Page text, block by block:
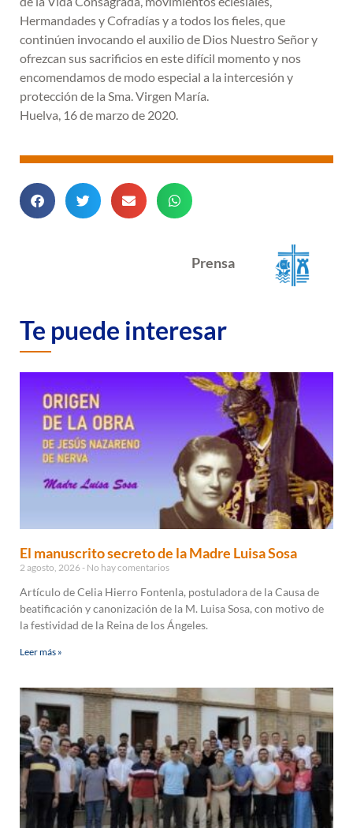
Hermandades y Cofradías y a todos los fieles, que
continúen invocando el auxilio de Dios Nuestro Señor y
ofrezcan sus sacrificios en este difícil momento y nos
encomendamos de modo especial a la intercesión y
protección de la Sma. Virgen María.
Huelva, 16 de marzo de 2020.
Prensa
Te puede interesar
El manuscrito secreto de la Madre Luisa Sosa
2 agosto, 2026 No hay comentarios
Artículo de Celia Hierro Fontenla, postuladora de la Causa de
beatificación y canonización de la M. Luisa Sosa, con motivo de
la festividad de la Reina de los Ángeles.
Leer más »